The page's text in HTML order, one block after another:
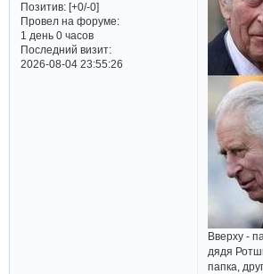
Позитив: [+0/-0]
Провел на форуме:
1 день 0 часов
Последний визит:
2026-08-04 23:55:26
Вверху -
дядя
папка,